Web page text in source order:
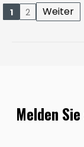
1 2 Weiter
Melden